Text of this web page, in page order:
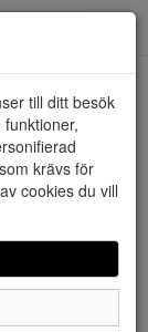
till ditt besök
krävs för
cookies du vill